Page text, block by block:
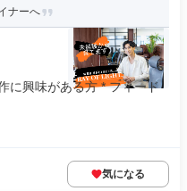
ナーへ
に興味がある方 * フィード
気になる